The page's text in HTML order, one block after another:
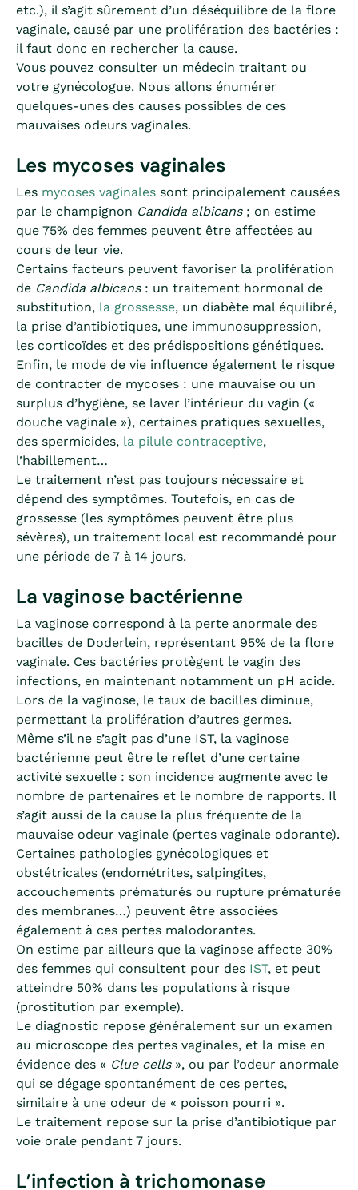
etc.), il s’agit sûrement d’un déséquilibre de la flore
vaginale, causé par une prolifération des bactéries :
il faut donc en rechercher la cause.
Vous pouvez consulter un médecin traitant ou
votre gynécologue. Nous allons énumérer
quelques-unes des causes possibles de ces
mauvaises odeurs vaginales.
Les mycoses vaginales
Les mycoses vaginales sont principalement causées
par le champignon Candida albicans ; on estime
que 75% des femmes peuvent être affectées au
cours de leur vie.
Certains facteurs peuvent favoriser la prolifération
de Candida albicans : un traitement hormonal de
substitution, la grossesse, un diabète mal équilibré,
la prise d’antibiotiques, une immunosuppression,
les corticoïdes et des prédispositions génétiques.
Enfin, le mode de vie influence également le risque
de contracter de mycoses : une mauvaise ou un
surplus d’hygiène, se laver l’intérieur du vagin («
douche vaginale »), certaines pratiques sexuelles,
des spermicides, la pilule contraceptive,
l’habillement…
Le traitement n’est pas toujours nécessaire et
dépend des symptômes. Toutefois, en cas de
grossesse (les symptômes peuvent être plus
sévères), un traitement local est recommandé pour
une période de 7 à 14 jours.
La vaginose bactérienne
La vaginose correspond à la perte anormale des
bacilles de Doderlein, représentant 95% de la flore
vaginale. Ces bactéries protègent le vagin des
infections, en maintenant notamment un pH acide.
Lors de la vaginose, le taux de bacilles diminue,
permettant la prolifération d’autres germes.
Même s’il ne s’agit pas d’une IST, la vaginose
bactérienne peut être le reflet d’une certaine
activité sexuelle : son incidence augmente avec le
nombre de partenaires et le nombre de rapports. Il
s’agit aussi de la cause la plus fréquente de la
mauvaise odeur vaginale (pertes vaginale odorante).
Certaines pathologies gynécologiques et
obstétricales (endométrites, salpingites,
accouchements prématurés ou rupture prématurée
des membranes…) peuvent être associées
également à ces pertes malodorantes.
On estime par ailleurs que la vaginose affecte 30%
des femmes qui consultent pour des IST, et peut
atteindre 50% dans les populations à risque
(prostitution par exemple).
Le diagnostic repose généralement sur un examen
au microscope des pertes vaginales, et la mise en
évidence des « Clue cells », ou par l’odeur anormale
qui se dégage spontanément de ces pertes,
similaire à une odeur de « poisson pourri ».
Le traitement repose sur la prise d’antibiotique par
voie orale pendant 7 jours.
L’infection à trichomonase